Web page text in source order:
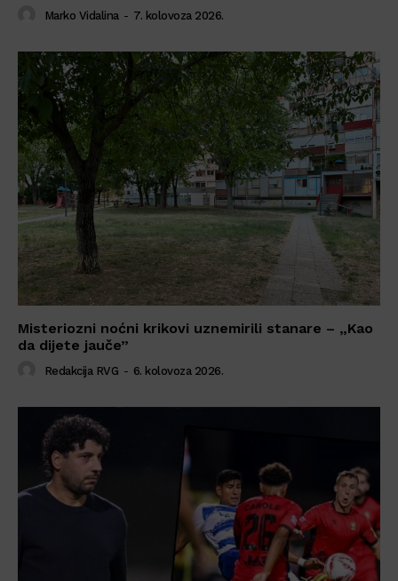
Marko Vidalina - 7. kolovoza 2026.
Misteriozni noćni krikovi uznemirili stanare – „Kao
da dijete jauče”
Redakcija RVG - 6. kolovoza 2026.